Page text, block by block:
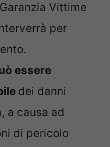
Vittime
per
essere
dei danni
a causa ad
di pericolo